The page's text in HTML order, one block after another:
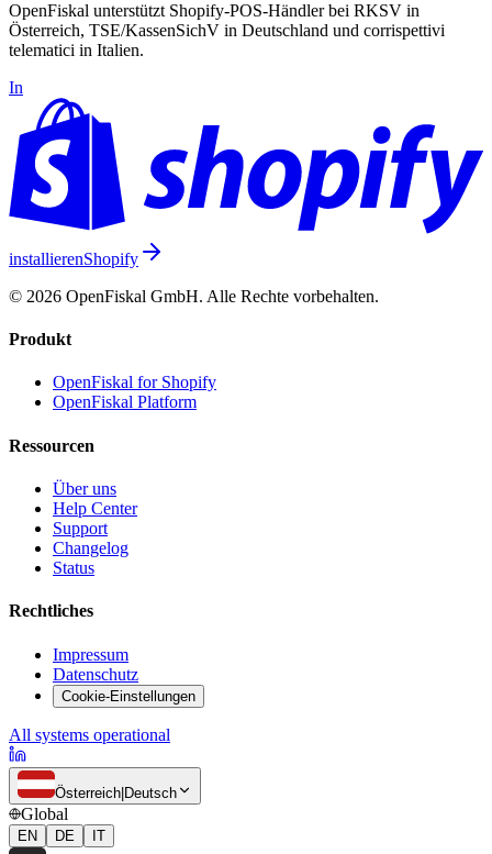
OpenFiskal unterstützt Shopify-POS-Händler bei RKSV in
Österreich, TSE/KassenSichV in Deutschland und corrispettivi
telematici in Italien.
In
installierenShopify
© 2026 OpenFiskal GmbH. Alle Rechte vorbehalten.
Produkt
OpenFiskal for Shopify
OpenFiskal Platform
Ressourcen
Über uns
Help Center
Support
Changelog
Status
Rechtliches
Impressum
Datenschutz
Cookie-Einstellungen
All systems operational
Österreich|Deutsch
Global
EN DE IT